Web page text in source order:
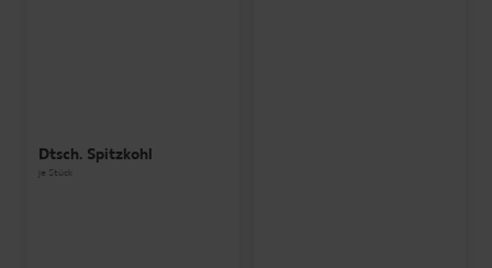
Dtsch. Spitzkohl
je Stück